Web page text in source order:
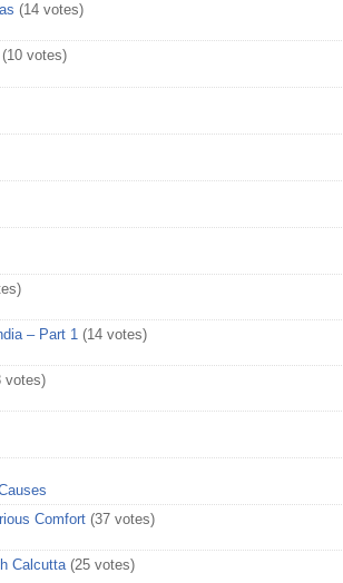
(14 votes)
(10 votes)
– Part 1 (14 votes)
votes)
Comfort (37 votes)
Calcutta (25 votes)